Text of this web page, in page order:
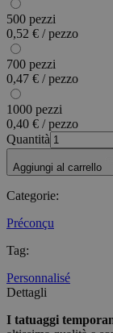
500 pezzi
0,52 € / pezzo
700 pezzi
0,47 € / pezzo
1000 pezzi
0,40 € / pezzo
Quantità
Aggiungi al carrello
Categorie:
Préconçu
Tag:
Personnalisé
Dettagli
I tatuaggi